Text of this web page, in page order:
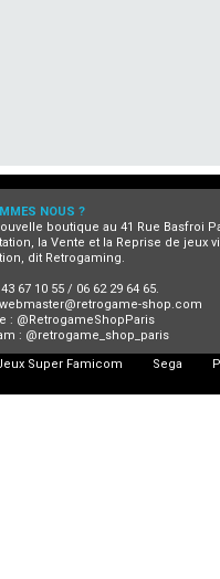
NOUS ?
boutique au 41 Rue Basfroi
la Vente et la Reprise de jeux
dit Retrogaming.
67 10 55 / 06 62 29 64 65.
webmaster@retrogame-shop.com
: @RetrogameShopParis
: @retrogame_shop_paris
Super Famicom Sega